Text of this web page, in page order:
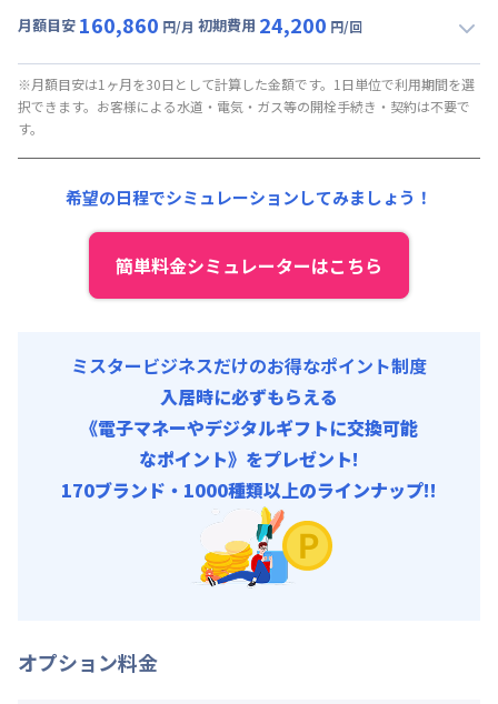
初期費用
光熱費他 : 24,000円/月 (800円/日) (税抜)
その他費用 :
管理費: 15,000円/月 (500円/日)
初期費用
月額目安 160,860 円/月 初期費用 24,200 円/回
月額賃料目安(30日利用)
賃料 : 108,600円/月 (3,620円/日) (税抜)
光熱費他 :
その他費用 :
15,000円/月 (500円/日)
事務手数料 : 10,000円/回 (税抜)
※月額目安は1ヶ月を30日として計算した金額です。1日単位で利用期間を選
択できます。お客様による水道・電気・ガス等の開栓手続き・契約は不要で
す。
希望の日程でシミュレーションしてみましょう！
簡単料金シミュレーターはこちら
ミスタービジネスだけのお得なポイント制度
入居時に必ずもらえる
《電子マネーやデジタルギフトに交換可能
なポイント》をプレゼント!
170ブランド・1000種類以上のラインナップ!!
オプション料金